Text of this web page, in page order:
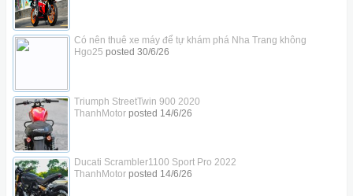
Có nên thuê xe máy để tự khám phá Nha Trang không
Hgo25 posted 30/6/26
Triumph StreetTwin 900 2020
ThanhMotorposted 14/6/26
Ducati Scrambler1100 Sport Pro 2022
ThanhMotorposted 14/6/26